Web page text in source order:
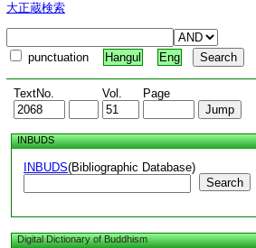
大正蔵検索
punctuation Hangul Eng
TextNo. Vol. Page
INBUDS
INBUDS(Bibliographic Database)
Search
Digital Dictionary of Buddhism